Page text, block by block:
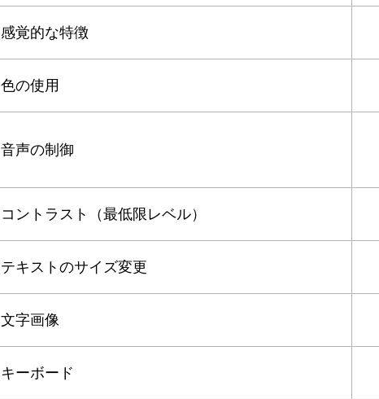
感覚的な特徴
色の使用
音声の制御
コントラスト（最低限レベル）
テキストのサイズ変更
文字画像
キーボード